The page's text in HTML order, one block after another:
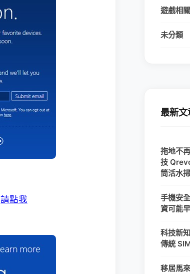
請點我
遊戲相關
未分類
最新文
拖地不
技
筒活水
手機安
資可能
科技新
傳統
移居馬